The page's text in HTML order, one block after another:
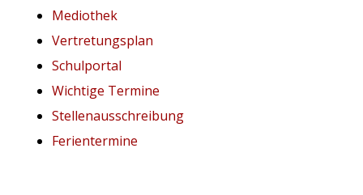
Mediothek
Vertretungsplan
Schulportal
Wichtige Termine
Stellenausschreibung
Ferientermine